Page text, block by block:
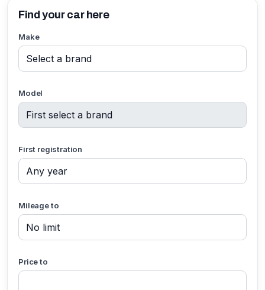
Find your car here
Make
Model
First registration
Mileage to
Price to